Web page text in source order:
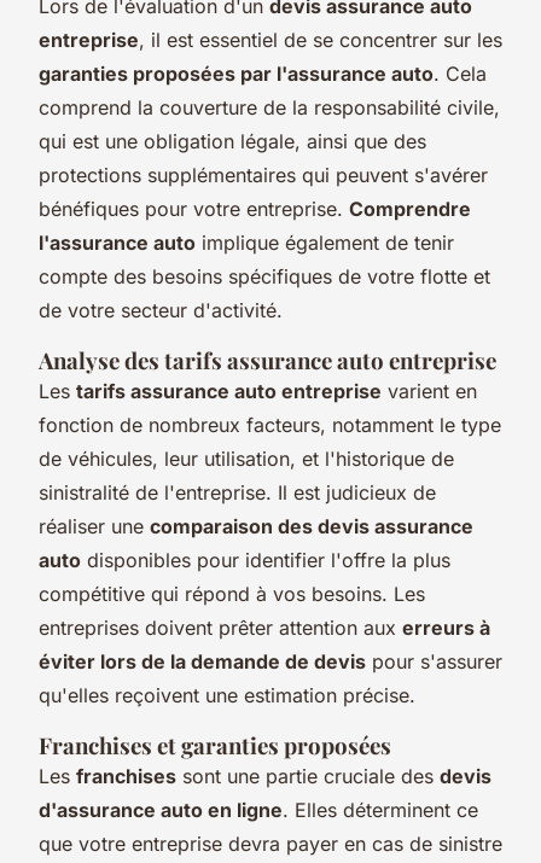
Lors de l'évaluation d'un devis assurance auto
entreprise, il est essentiel de se concentrer sur les
garanties proposées par l'assurance auto. Cela
comprend la couverture de la responsabilité civile,
qui est une obligation légale, ainsi que des
protections supplémentaires qui peuvent s'avérer
bénéfiques pour votre entreprise. Comprendre
l'assurance auto implique également de tenir
compte des besoins spécifiques de votre flotte et
de votre secteur d'activité.
Analyse des tarifs assurance auto entreprise
Les tarifs assurance auto entreprise varient en
fonction de nombreux facteurs, notamment le type
de véhicules, leur utilisation, et l'historique de
sinistralité de l'entreprise. Il est judicieux de
réaliser une comparaison des devis assurance
auto disponibles pour identifier l'offre la plus
compétitive qui répond à vos besoins. Les
entreprises doivent prêter attention aux erreurs à
éviter lors de la demande de devis pour s'assurer
qu'elles reçoivent une estimation précise.
Franchises et garanties proposées
Les franchises sont une partie cruciale des devis
d'assurance auto en ligne. Elles déterminent ce
que votre entreprise devra payer en cas de sinistre